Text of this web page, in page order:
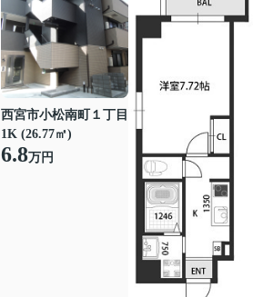
西宮市小松南町１丁目
1K (26.77㎡)
6.8万円